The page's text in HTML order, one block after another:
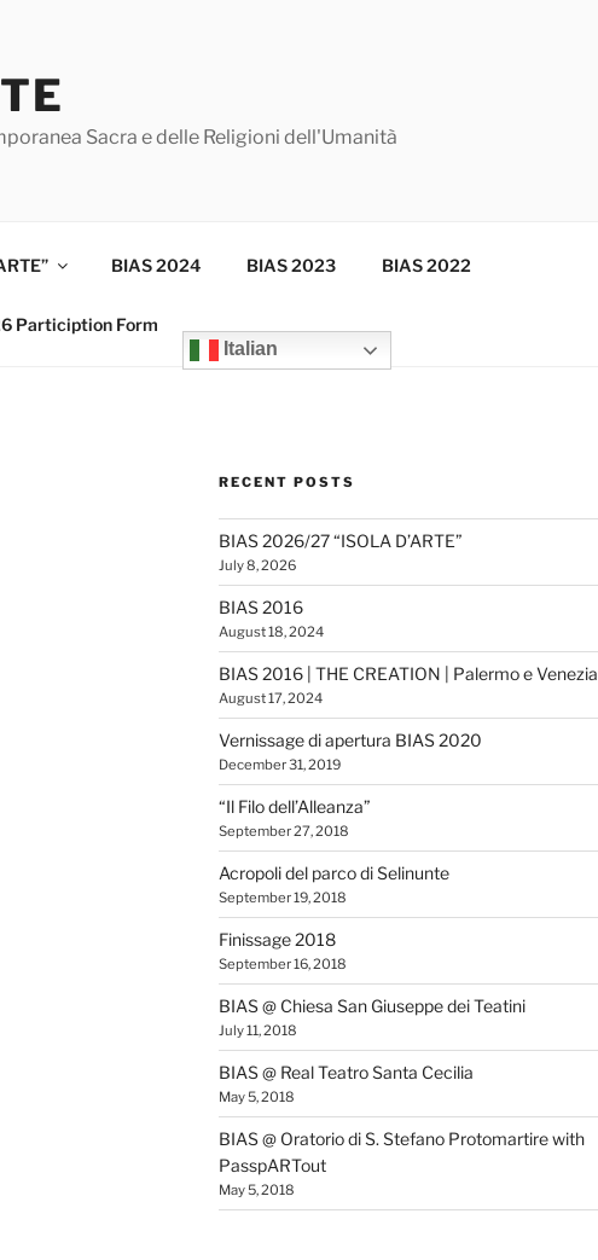
Sacra e delle Religioni dell'Umanità
BIAS 2024 BIAS 2023 BIAS 2022
Particiption Form
Italian
RECENT POSTS
BIAS 2026/27 “ISOLA D’ARTE”
July 8, 2026
BIAS 2016
August 18, 2024
BIAS 2016 | THE CREATION | Palermo e Venezia
August 17, 2024
Vernissage di apertura BIAS 2020
December 31, 2019
“Il Filo dell’Alleanza”
September 27, 2018
Acropoli del parco di Selinunte
September 19, 2018
Finissage 2018
September 16, 2018
BIAS @ Chiesa San Giuseppe dei Teatini
July 11, 2018
BIAS @ Real Teatro Santa Cecilia
May 5, 2018
BIAS @ Oratorio di S. Stefano Protomartire with
PasspARTout
May 5, 2018